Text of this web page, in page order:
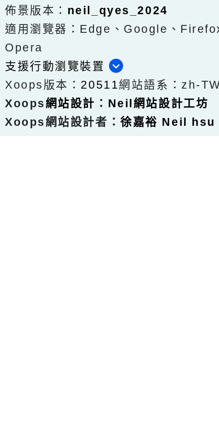
佈景版本： neil_qyes_2024
適用瀏覽器：Edge、Google、
Opera
支援行動瀏覽裝置
Xoops版本： 20511網站語系：zh-
Xoops網站設計 ： Neil網站設計工坊
Xoops網站設計者：徐嘉裕 Neil hsu